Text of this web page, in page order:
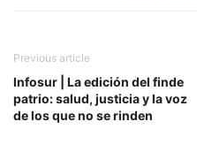
Previous article
Infosur | La edición del finde
patrio: salud, justicia y la voz
de los que no se rinden